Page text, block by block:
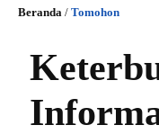
Beranda / Tomohon